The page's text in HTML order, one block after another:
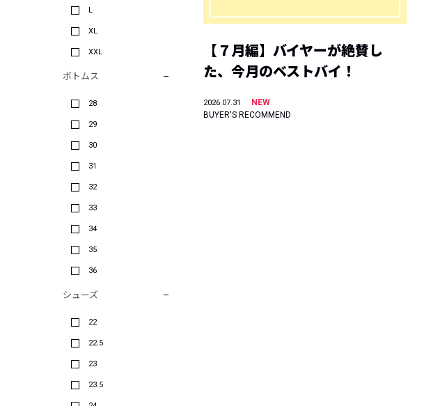
L
XL
XXL
ボトムス
28
29
30
31
32
33
34
35
36
シューズ
22
22.5
23
23.5
【７月編】バイヤーが絶賛し
た、今月のベストバイ！
2026.07.31
NEW
BUYER'S RECOMMEND